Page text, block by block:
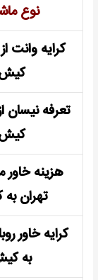
نوع
کرایه وانت
تعرفه نیسان
هزینه
تهران
کرایه خاور
به